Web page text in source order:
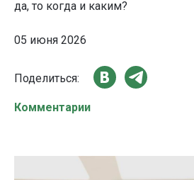
да, то когда и каким?
05 июня 2026
Поделиться:
Комментарии